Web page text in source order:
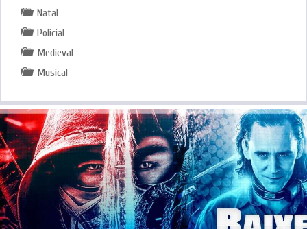
Natal
Policial
Medieval
Musical
.